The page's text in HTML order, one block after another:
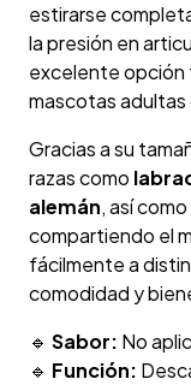
estirarse
la presión en
excelente opción
mascotas adultas
Gracias a su
razas como
alemán, así
compartiendo el
fácilmente a
comodidad y
🔹 Sabor: No
🔹 Función: